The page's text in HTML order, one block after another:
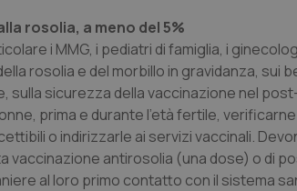
rosolia, a meno del 5%
i MMG, i pediatri di famiglia, i
rosolia e del morbillo in gravidanza, sui
sulla sicurezza della vaccinazione nel
prima e durante l’età fertile, verificarne
o indirizzarle ai servizi vaccinali.
antirosolia (una dose) o di
al loro primo contatto con il sistema
impostazioni sulla privacy,
preferenze siano onorate nelle
5 mesi 3
Questo cookie viene utilizzato
Script.com per ricordare le
sui cookie dei visitatori. È
dei cookie di Cookie-Script.com
correttamente.
4
settimane
2 giorni
Questo cookie è impostato
abilitare il sistema di tracking